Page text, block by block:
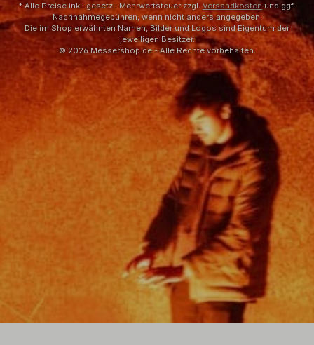
* Alle Preise inkl. gesetzl. Mehrwertsteuer zzgl. Versandkostenund ggf.
Nachnahmegebühren, wenn nicht anders angegeben.
Die im Shop erwähnten Namen, Bilder und Logos sind Eigentum der
jeweiligen Besitzer.
© 2026 Messershop.de - Alle Rechte vorbehalten.